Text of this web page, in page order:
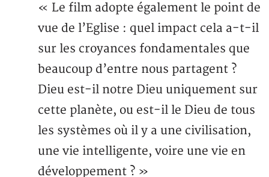
« Le film adopte également le point de
vue de l’Eglise : quel impact cela a-t-il
sur les croyances fondamentales que
beaucoup d’entre nous partagent ?
Dieu est-il notre Dieu uniquement sur
cette planète, ou est-il le Dieu de tous
les systèmes où il y a une civilisation,
une vie intelligente, voire une vie en
développement ? »